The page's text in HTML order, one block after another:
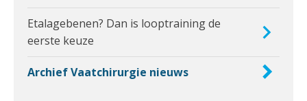
Etalagebenen? Dan is looptraining de
eerste keuze
Archief Vaatchirurgie nieuws